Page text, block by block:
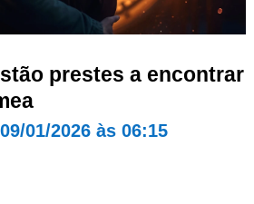
prestes a encontrar
09/01/2026 às 06:15